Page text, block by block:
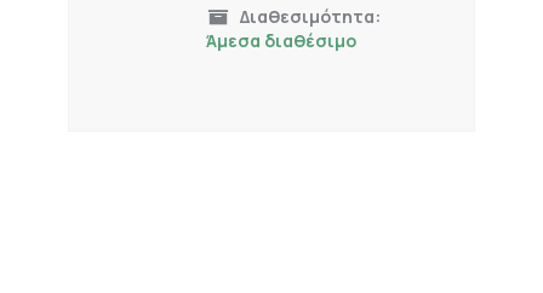
Διαθεσιμότητα:
Άμεσα διαθέσιμο